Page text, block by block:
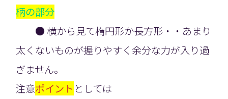
柄の部分
● 横から見て楕円形か長方形・・あまり
太くないものが握りやすく余分な力が入り過
ぎません。
注意ポイント としては